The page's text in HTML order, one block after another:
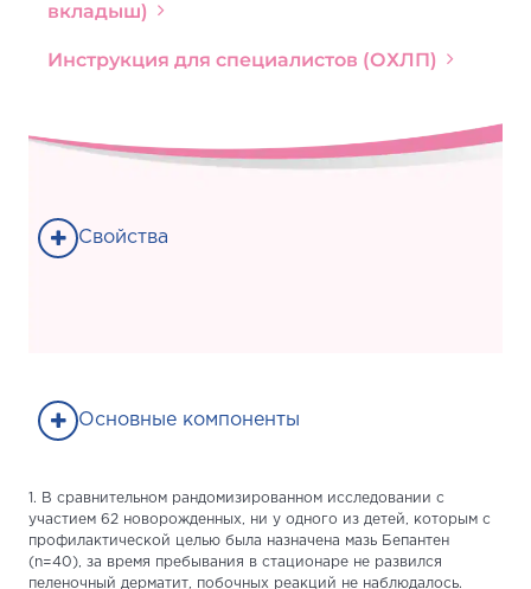
вкладыш)
Инструкция для специалистов (ОХЛП)
Свойства
Основные компоненты
1. В сравнительном рандомизированном исследовании с
участием 62 новорожденных, ни у одного из детей, которым с
профилактической целью была назначена мазь Бепантен
(n=40), за время пребывания в стационаре не развился
пеленочный дерматит, побочных реакций не наблюдалось.